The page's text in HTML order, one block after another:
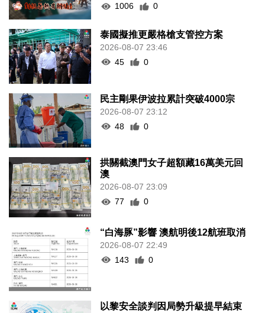
1006
0
泰國擬推更嚴格槍支管控方案
2026-08-07 23:46
45
0
民主剛果伊波拉累計突破4000宗
2026-08-07 23:12
48
0
拱關截澳門女子超額藏16萬美元回
澳
2026-08-07 23:09
77
0
“白海豚”影響 澳航明後12航班取消
2026-08-07 22:49
143
0
以黎安全談判因局勢升級提早結束